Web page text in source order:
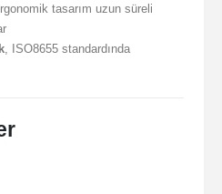
tasarım uzun süreli
, ISO8655 standardında